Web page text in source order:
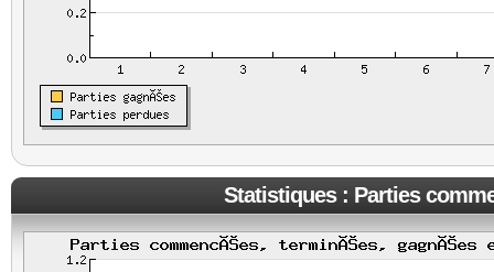
Statistiques : Parties